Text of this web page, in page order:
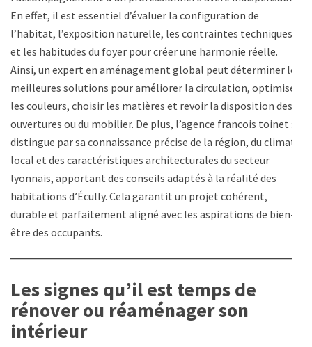
En effet, il est essentiel d’évaluer la configuration de
l’habitat, l’exposition naturelle, les contraintes techniques
et les habitudes du foyer pour créer une harmonie réelle.
Ainsi, un expert en aménagement global peut déterminer les
meilleures solutions pour améliorer la circulation, optimiser
les couleurs, choisir les matières et revoir la disposition des
ouvertures ou du mobilier. De plus, l’agence francois toinet se
distingue par sa connaissance précise de la région, du climat
local et des caractéristiques architecturales du secteur
lyonnais, apportant des conseils adaptés à la réalité des
habitations d’Écully. Cela garantit un projet cohérent,
durable et parfaitement aligné avec les aspirations de bien-
être des occupants.
Les signes qu’il est temps de
rénover ou réaménager son
intérieur